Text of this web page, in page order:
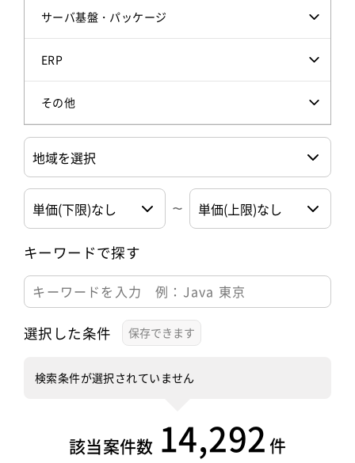
サーバ基盤・パッケージ
ERP
その他
キーワードで探す
選択した条件
検索条件が選択されていません
該当案件数 14,292 件